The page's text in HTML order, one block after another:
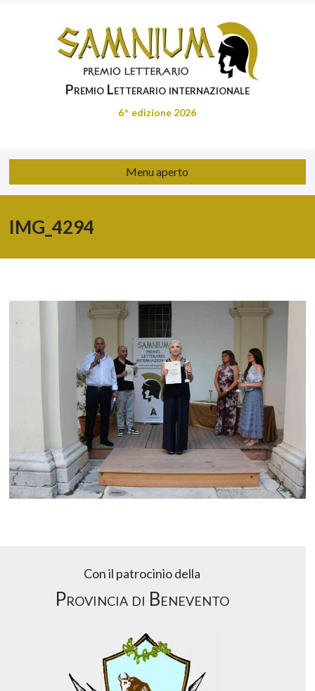
Premio Letterario internazionale
6^ edizione 2026
Menu aperto
IMG_4294
Con il patrocinio della
Provincia di Benevento